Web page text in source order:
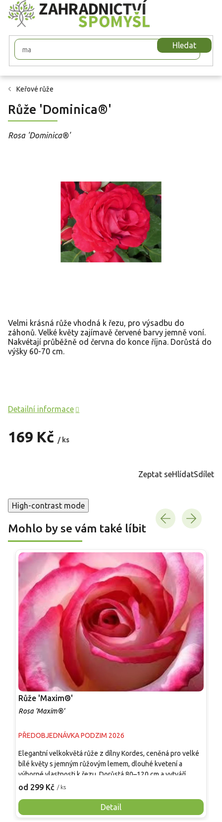
Přejít
na
obsah
Hledat
Keřové růže
Růže 'Dominica®'
Rosa 'Dominica®'
169 Kč / ks
Velmi krásná růže vhodná k řezu, pro výsadbu do
záhonů. Velké květy zajímavě červené barvy jemně voní.
Nakvétají průběžně od června do konce října. Dorůstá do
výšky 60-70 cm.
Detailní informace
Zeptat seHlídatSdílet
High-contrast mode
Mohlo by se vám také líbit
Růže 'Maxim®'
Rosa 'Maxim®'
PŘEDOBJEDNÁVKA PODZIM 2026
od 299 Kč / ks
Detail
Elegantní velkokvětá růže z dílny Kordes, ceněná pro velké
bílé květy s jemným růžovým lemem, dlouhé kvetení a
výborné vlastnosti k řezu. Dorůstá 80–120 cm a vytváří
vzpřímený, kompaktní keř s tmavě zelenými lesklými listy.
průměru 10–12 cm klasického čajohybridního tvaru. Vůně je
jemná až středně silná, sladká s lehce ovocnými tóny. Skvěle